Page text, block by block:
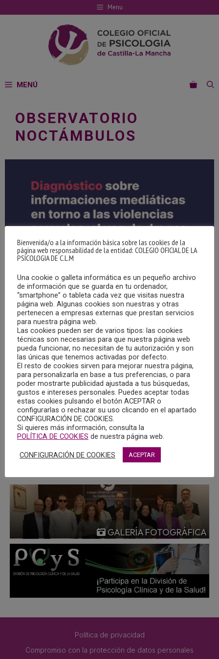
al
Menu
MENÚ
OBSERVATORIO
NOCTÁMBULOS
DIAGNÓSTICO SOBRE INFORMACIÓNES
MEDIÁTICAS EN TORNO A LAS VIOLENCIAS
SEXUALES, EL USO DE DROGAS Y LA SUMISIÓN
QUÍMICA
27/09/2023
El observatorio Noctámbul@s, a través de la Fundación
Salud y Comunidad, ha editado un documento centrado
en el diagnóstico sobre informaciones mediáticas en
torno a las violencias sexuales, el uso de drogas y la
sumisión química.
GALERÍA FOTOGRÁFICA
Política de privacidad
Compromiso con la protección de datos personales
Bienvenida/o a la información básica sobre las cookies de la
página web responsabilidad de la entidad: COLEGIO OFICIAL DE LA
PSICOLOGIA DE C.L.M
Una cookie o galleta informática es un pequeño archivo
de información que se guarda en tu ordenador,
“smartphone” o tableta cada vez que visitas nuestra
página web. Algunas cookies son nuestras y otras
pertenecen a empresas externas que prestan servicios
para nuestra página web.
Las cookies pueden ser de varios tipos: las cookies
técnicas son necesarias para que nuestra página web
pueda funcionar, no necesitan de tu autorización y son
las únicas que tenemos activadas por defecto.
El resto de cookies sirven para mejorar nuestra página,
para personalizarla en base a tus preferencias, o para
poder mostrarte publicidad ajustada a tus búsquedas,
gustos e intereses personales. Puedes aceptar todas
estas cookies pulsando el botón ACEPTAR o
configurarlas o rechazar su uso clicando en el apartado
CONFIGURACIÓN DE COOKIES.
Si quieres más información, consulta la
POLÍTICA DE COOKIES de nuestra página web.
CONFIGURACIÓN DE COOKIES ACEPTAR